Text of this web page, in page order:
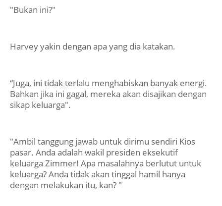
"Bukan ini?"
Harvey yakin dengan apa yang dia katakan.
“Juga, ini tidak terlalu menghabiskan banyak energi.
Bahkan jika ini gagal, mereka akan disajikan dengan
sikap keluarga".
"Ambil tanggung jawab untuk dirimu sendiri Kios
pasar. Anda adalah wakil presiden eksekutif
keluarga Zimmer! Apa masalahnya berlutut untuk
keluarga? Anda tidak akan tinggal hamil hanya
dengan melakukan itu, kan? "